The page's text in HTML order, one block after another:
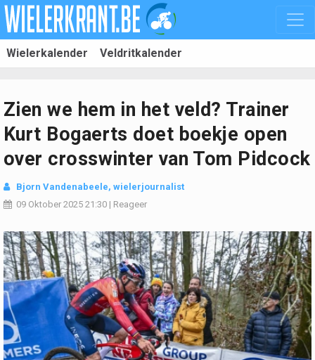
Wielerkalender Veldritkalender
Zien we hem in het veld? Trainer
Kurt Bogaerts doet boekje open
over crosswinter van Tom Pidcock
Bjorn Vandenabeele, wielerjournalist
09 Oktober 2025 21:30 | Reageer